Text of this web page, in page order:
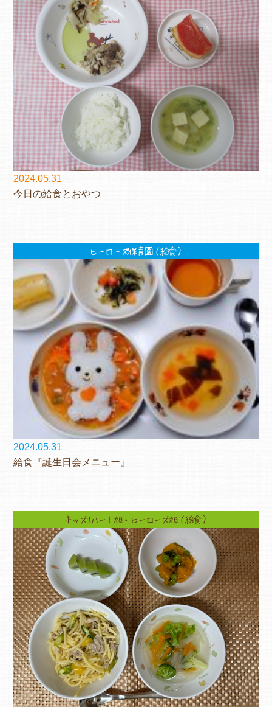
よくあるご質問
ヒーローズ保育園
ヒーローズきっず園田
ヒーローズにしのみや保育園
ヒーローズ旭保育園
お知らせ
2024.05.31
今日の給食とおやつ
ヒーローズ保育園（給食）
2024.05.31
給食『誕生日会メニュー』
キッズ1ハート旭・ヒーローズ旭（給食）